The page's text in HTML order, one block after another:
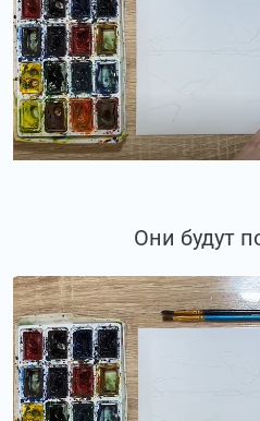
Они будут